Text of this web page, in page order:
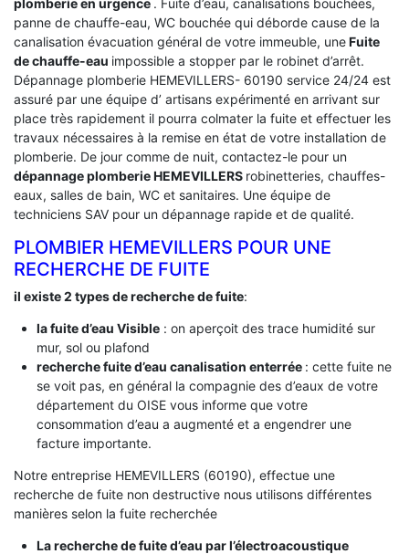
panne de chauffe-eau, WC bouchée qui déborde cause de la
canalisation évacuation général de votre immeuble, uneFuite
de chauffe-eau impossible a stopper par le robinet d’arrêt.
Dépannage plomberie HEMEVILLERS- 60190 service 24/24 est
assuré par une équipe d’ artisans expérimenté en arrivant sur
place très rapidement il pourra colmater la fuite et effectuer les
travaux nécessaires à la remise en état de votre installation de
plomberie. De jour comme de nuit, contactez-le pour un
dépannage plomberie HEMEVILLERS robinetteries, chauffes-
eaux, salles de bain, WC et sanitaires. Une équipe de
techniciens SAV pour un dépannage rapide et de qualité.
PLOMBIER HEMEVILLERS POUR UNE
RECHERCHE DE FUITE
il existe 2 types de recherche de fuite:
la fuite d’eau Visible: on aperçoit des trace humidité sur
mur, sol ou plafond
recherche fuite d’eau canalisation enterrée : cette fuite ne
se voit pas, en général la compagnie des d’eaux de votre
département du OISE vous informe que votre
consommation d’eau a augmenté et a engendrer une
facture importante.
Notre entreprise HEMEVILLERS (60190), effectue une
recherche de fuite non destructive nous utilisons différentes
manières selon la fuite recherchée
La recherche de fuite d’eau par l’électroacoustique